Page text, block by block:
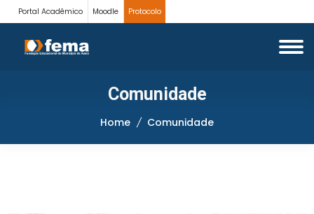
Portal Acadêmico Moodle Protocolo
Comunidade
Home Comunidade